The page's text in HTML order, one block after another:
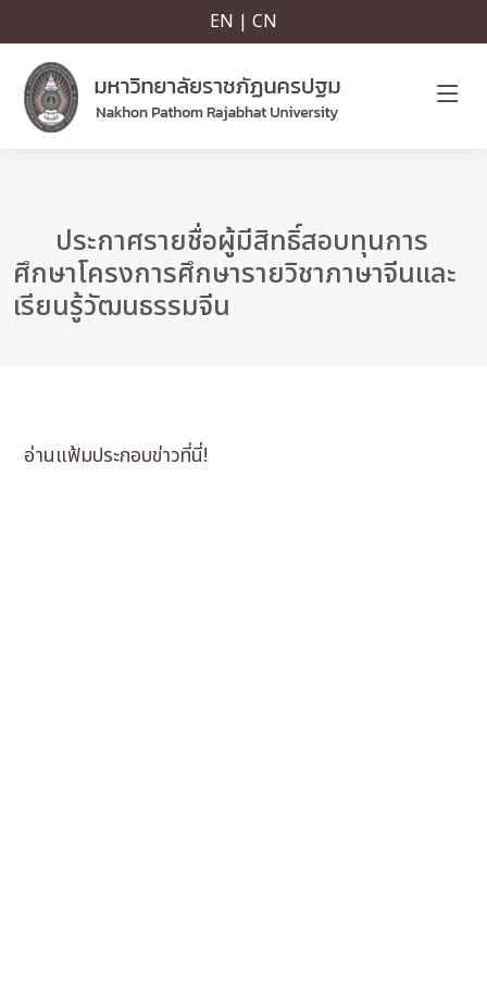
EN | CN
ประกาศรายชื่อผู้มีสิทธิ์สอบทุนการ
ศึกษาโครงการศึกษารายวิชาภาษาจีนและ
เรียนรู้วัฒนธรรมจีน
อ่านแฟ้มประกอบข่าวที่นี่!